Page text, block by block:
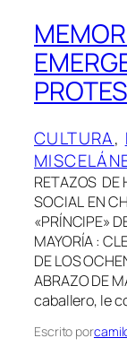
CULTURA,
RETAZOS DE
SOCIAL EN
«PRÍNCIPE»
MAYORÍA :
DE LOS
ABRAZO DE
caballero, le
Escrito por